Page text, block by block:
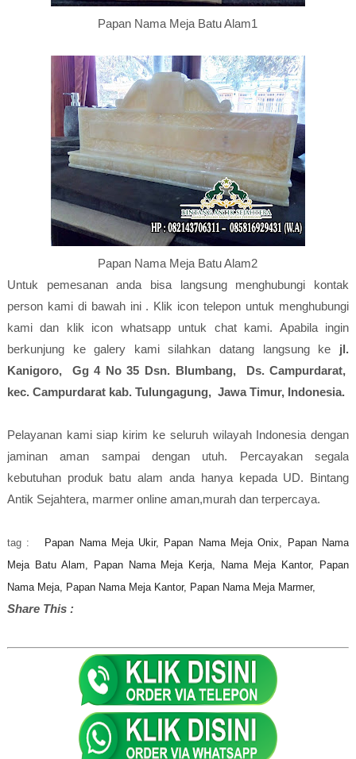
Papan Nama Meja Batu Alam1
Papan Nama Meja Batu Alam2
Untuk pemesanan anda bisa langsung menghubungi kontak
person kami di bawah ini . Klik icon telepon untuk menghubungi
kami dan klik icon whatsapp untuk chat kami. Apabila ingin
berkunjung ke galery kami silahkan datang langsung ke jl.
Kanigoro, Gg 4 No 35 Dsn. Blumbang, Ds. Campurdarat,
kec. Campurdarat kab. Tulungagung, Jawa Timur, Indonesia.
Pelayanan kami siap kirim ke seluruh wilayah Indonesia dengan
jaminan aman sampai dengan utuh. Percayakan segala
kebutuhan produk batu alam anda hanya kepada UD. Bintang
Antik Sejahtera, marmer online aman,murah dan terpercaya.
tag :
Papan Nama Meja Ukir, Papan Nama Meja Onix, Papan Nama
Meja Batu Alam, Papan Nama Meja Kerja, Nama Meja Kantor, Papan
Nama Meja, Papan Nama Meja Kantor, Papan Nama Meja Marmer,
Share This :